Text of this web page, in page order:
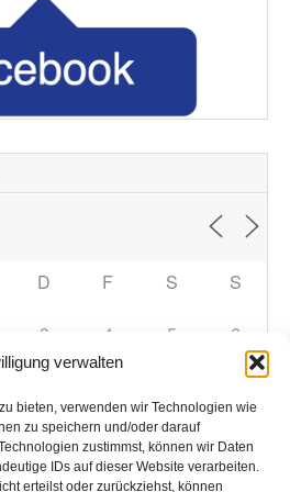
verwalten
bieten, verwenden wir Technologien wie
zu speichern und/oder darauf
zustimmst, können wir Daten
IDs auf dieser Website verarbeiten.
erteilst oder zurückziehst, können
D F S S
3 4 5 6
10 11 12
17 18 19 20